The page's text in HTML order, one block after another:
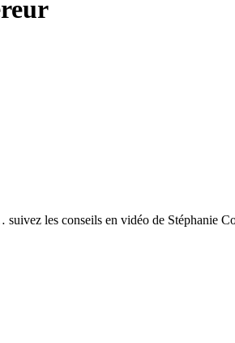
les conseils en vidéo de Stéphanie